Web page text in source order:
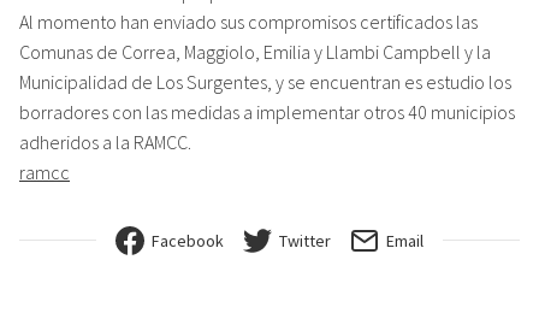
Al momento han enviado sus compromisos certificados las
Comunas de Correa, Maggiolo, Emilia y Llambi Campbell y la
Municipalidad de Los Surgentes, y se encuentran es estudio los
borradores con las medidas a implementar otros 40 municipios
adheridos a la RAMCC.
ramcc
Facebook Twitter Email